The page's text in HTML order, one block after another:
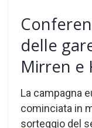
delle
Mirren e
La campagna
cominciata in
sorteggio del